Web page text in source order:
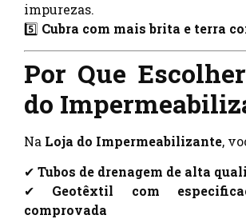
impurezas.
5️⃣ Cubra com mais brita e terra
Por Que
do
Na Loja do Impermeabilizante,
✔ Tubos de drenagem de alta
✔ Geotêxtil com
comprovada